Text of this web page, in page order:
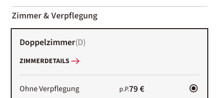
01-02
Zimmer & Verpflegung
Doppelzimmer(D)
ZIMMERDETAILS
Ohne Verpflegung p.P.79 €